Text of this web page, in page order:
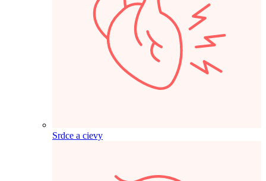
Srdce a cievy